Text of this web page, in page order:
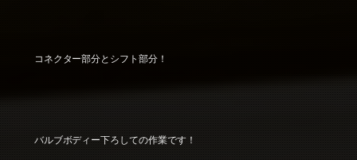
コネクター部分とシフト部分！
バルブボディー下ろしての作業です！